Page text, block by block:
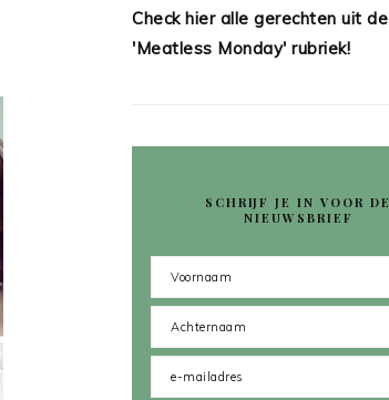
Check hier alle gerechten uit de
'Meatless Monday' rubriek!
SCHRIJF JE IN VOOR DE
NIEUWSBRIEF